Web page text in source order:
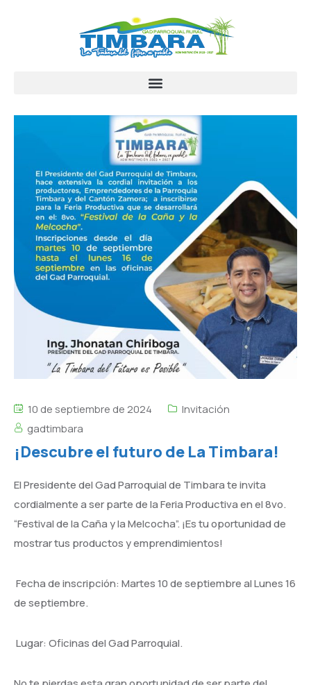
10 de septiembre de 2024
Invitación
gadtimbara
¡Descubre el futuro de La Timbara!
El Presidente del Gad Parroquial de Timbara te invita
cordialmente a ser parte de la Feria Productiva en el 8vo.
“Festival de la Caña y la Melcocha”. ¡Es tu oportunidad de
mostrar tus productos y emprendimientos!
Fecha de inscripción: Martes 10 de septiembre al Lunes 16
de septiembre.
Lugar: Oficinas del Gad Parroquial.